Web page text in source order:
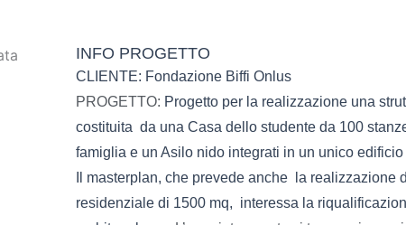
INFO PROGETTO
CLIENTE: Fondazione Biffi Onlus
PROGETTO: Progetto per la realizzazione una
costituita da una Casa dello studente da 100
famiglia e un Asilo nido integrati in un unico
Il masterplan, che prevede anche la realizzazione
residenziale di 1500 mq, interessa la